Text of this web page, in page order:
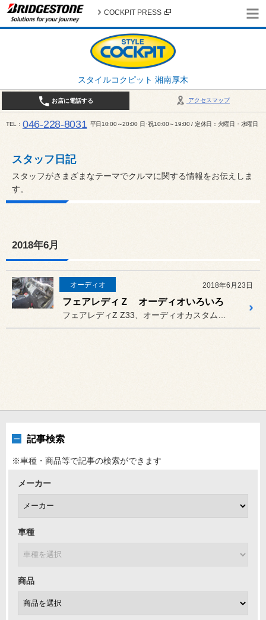
スタイルコクピット 湘南厚木
COCKPIT PRESS
アクセスマップ
お店に電話する
TEL 046-228-8031 平日10:00～20:00 日･祝10:00～19:00 / 定休日：火曜日・水曜日
スタッフ日記
スタッフがさまざまなテーマでクルマに関する情報をお伝えしま
す。
2018年6月
オーディオ 2018年6月23日
フェアレディＺ オーディオいろいろ
記事検索
※車種・商品等で記事の検索ができます
メーカー
車種
商品